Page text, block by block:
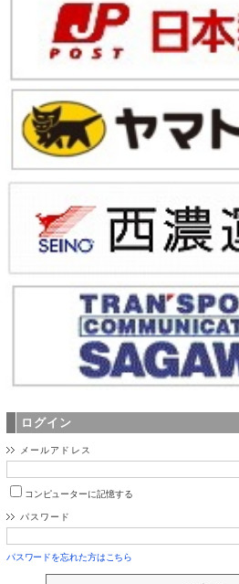
ログイン
メールアドレス
コンピューターに記憶する
パスワード
パスワードを忘れた方はこちら